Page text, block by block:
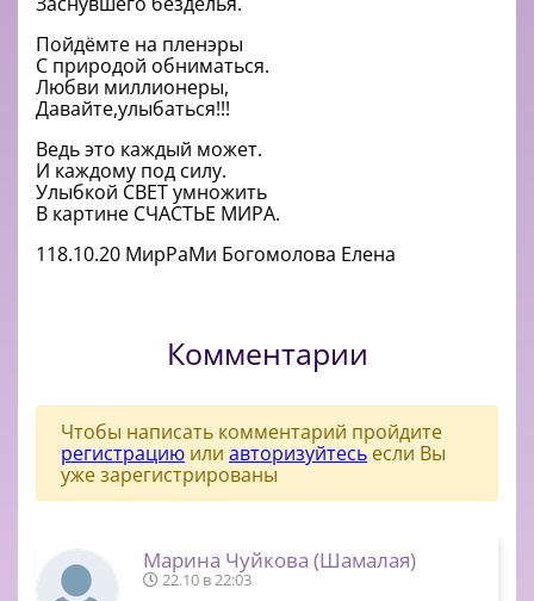
Пойдёмте на пленэры
С природой обниматься.
Любви миллионеры,
Давайте,улыбаться!!!
Ведь это каждый может.
И каждому под силу.
Улыбкой СВЕТ умножить
В картине СЧАСТЬЕ МИРА.
118.10.20 МирРаМи Богомолова Елена
Комментарии
Чтобы написать комментарий пройдите
регистрацию или авторизуйтесь если Вы
уже зарегистрированы
Марина Чуйкова (Шамалая)
22.10 в 22:03